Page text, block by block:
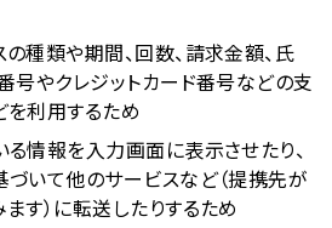
種類や期間、回数、請求金額、氏
号やクレジットカード番号などの支
利用するため
情報を入力画面に表示させたり、
いて他のサービスなど（提携先が
す）に転送したりするため